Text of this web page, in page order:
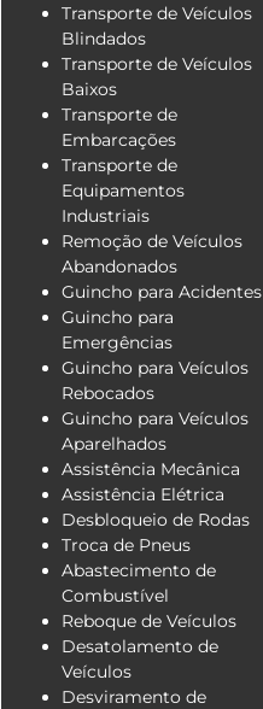
Transporte de Veículos
Blindados
Transporte de Veículos
Baixos
Transporte de
Embarcações
Transporte de
Equipamentos
Industriais
Remoção de Veículos
Abandonados
Guincho para Acidentes
Guincho para
Emergências
Guincho para Veículos
Rebocados
Guincho para Veículos
Aparelhados
Assistência Mecânica
Assistência Elétrica
Desbloqueio de Rodas
Troca de Pneus
Abastecimento de
Combustível
Reboque de Veículos
Desatolamento de
Veículos
Desviramento de